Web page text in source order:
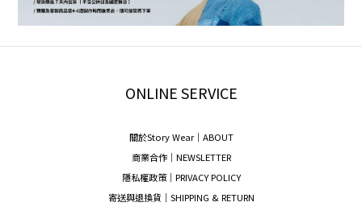
ONLINE SERVICE
關於Story Wear｜ABOUT
商業合作｜NEWSLETTER
隱私權政策｜PRIVACY POLICY
寄送與退換貨｜SHIPPING & RETURN